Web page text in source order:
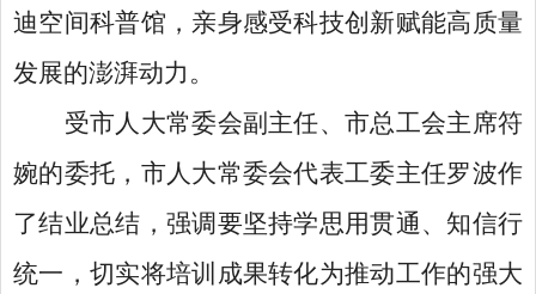
迪空间科普馆，亲身感受科技创新赋能高质量
发展的澎湃动力。
受市人大常委会副主任、市总工会主席符
婉的委托，市人大常委会代表工委主任罗波作
了结业总结，强调要坚持学思用贯通、知信行
统一，切实将培训成果转化为推动工作的强大